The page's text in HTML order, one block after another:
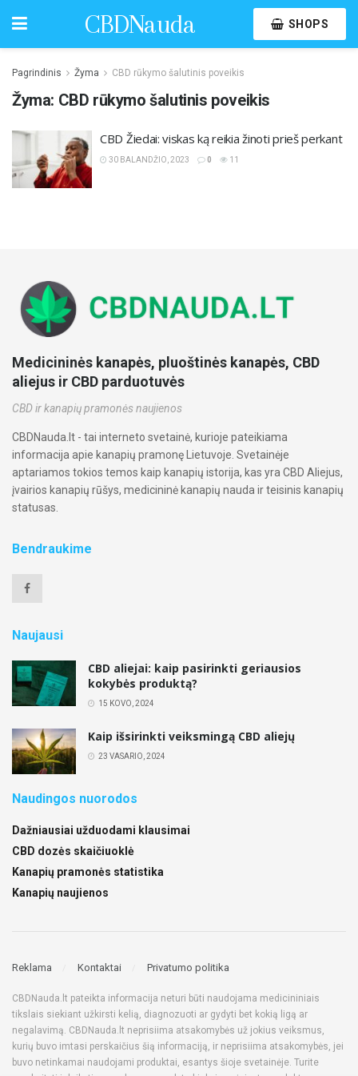
CBDNauda SHOPS
Pagrindinis Žyma CBD rūkymo šalutinis poveikis
Žyma: CBD rūkymo šalutinis poveikis
CBD Žiedai: viskas ką reikia žinoti prieš perkant
30 BALANDŽIO, 2023 0 11
Medicininės kanapės, pluoštinės kanapės, CBD
aliejus ir CBD parduotuvės
CBD ir kanapių pramonės naujienos
CBDNauda.lt - tai interneto svetainė, kurioje pateikiama
informacija apie kanapių pramonę Lietuvoje. Svetainėje
aptariamos tokios temos kaip kanapių istorija, kas yra CBD Aliejus,
įvairios kanapių rūšys, medicininė kanapių nauda ir teisinis kanapių
statusas.
Bendraukime
Naujausi
CBD aliejai: kaip pasirinkti geriausios
kokybės produktą?
15 KOVO, 2024
Kaip išsirinkti veiksmingą CBD aliejų
23 VASARIO, 2024
Naudingos nuorodos
Dažniausiai užduodami klausimai
CBD dozės skaičiuoklė
Kanapių pramonės statistika
Kanapių naujienos
Reklama Kontaktai Privatumo politika
CBDNauda.lt pateikta informacija neturi būti naudojama medicininiais
tikslais siekiant užkirsti kelią, diagnozuoti ar gydyti bet kokią ligą ar
negalavimą. CBDNauda.lt neprisiima atsakomybės už jokius veiksmus,
kurių buvo imtasi perskaičius šią informaciją, ir neprisiima atsakomybės, jei
buvo netinkamai naudojami produktai, esantys šioje svetainėje. Turite